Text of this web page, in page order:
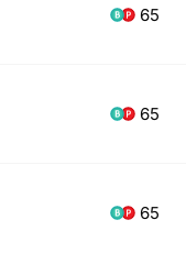
65
65
65